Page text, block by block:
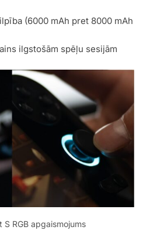
(6000 mAh pret 8000 mAh
ilgstošām spēļu sesijām
S RGB apgaismojums